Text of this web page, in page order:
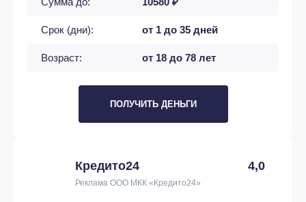
Срок (дни): от 1 до 35 дней
Возраст: от 18 до 78 лет
ПОЛУЧИТЬ ДЕНЬГИ
Кредито24 4,0
Реклама ООО МКК «Кредито24»